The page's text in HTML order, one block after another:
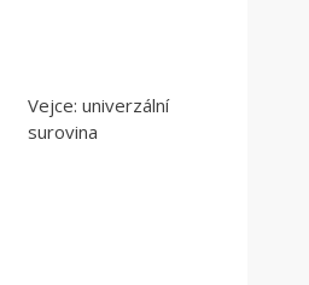
Vejce: univerzální
surovina